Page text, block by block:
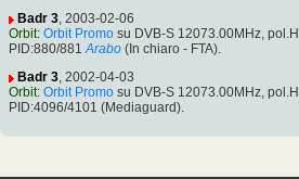
Badr 3, 2003-02-06
Orbit: Orbit Promo su DVB-S 12073.00MHz,
PID:880/881 Arabo (In chiaro - FTA).
Badr 3, 2002-04-03
Orbit: Orbit Promo su DVB-S 12073.00MHz,
PID:4096/4101 (Mediaguard).